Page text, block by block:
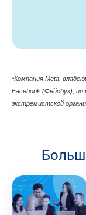
*Компания Meta,
Facebook (Фейсбук), по
экстремистской